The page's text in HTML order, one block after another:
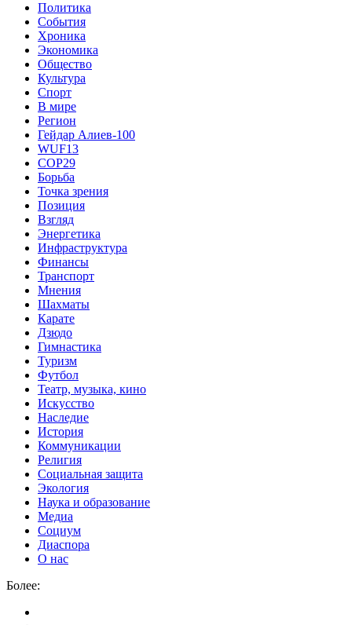
Политика
События
Хроника
Экономика
Общество
Культура
Спорт
В мире
Регион
Гейдар Алиев-100
WUF13
COP29
Борьба
Точка зрения
Позиция
Взгляд
Энергетика
Инфраструктура
Финансы
Транспорт
Мнения
Шахматы
Карате
Дзюдо
Гимнастика
Туризм
Футбол
Театр, музыка, кино
Искусство
Наследие
История
Коммуникации
Религия
Социальная защита
Экология
Наука и образование
Медиа
Социум
Диаспора
О нас
Более: